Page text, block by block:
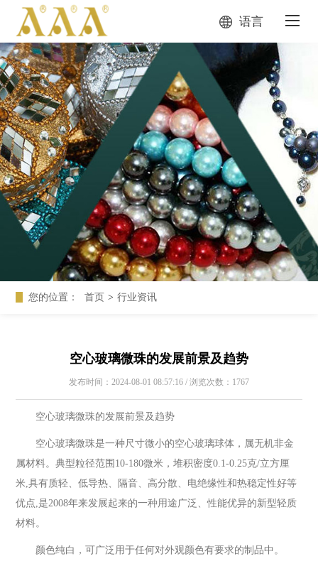
语言
您的位置： 首页 > 行业资讯
空心玻璃微珠的发展前景及趋势
发布时间：2024-08-01 08:57:16 / 浏览次数：1767
空心玻璃微珠的发展前景及趋势
空心玻璃微珠是一种尺寸微小的空心玻璃球体，属无机非金
属材料。典型粒径范围10-180微米，堆积密度0.1-0.25克/立方厘
米,具有质轻、低导热、隔音、高分散、电绝缘性和热稳定性好等
优点,是2008年来发展起来的一种用途广泛、性能优异的新型轻质
材料。
颜色纯白，可广泛用于任何对外观颜色有要求的制品中。